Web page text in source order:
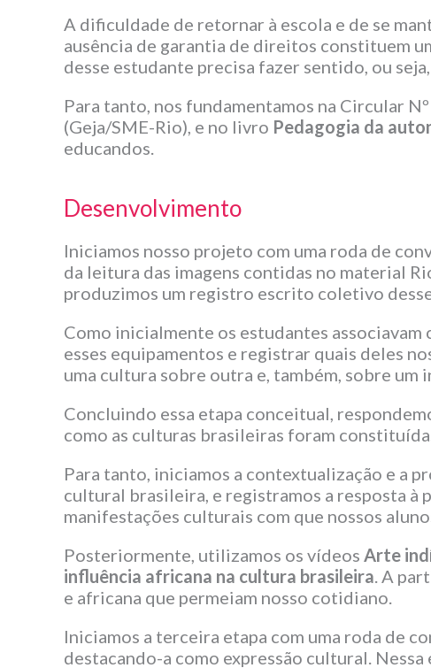
A dificuldade de retornar à escola e de se
ausência de garantia de direitos constituem
desse estudante precisa fazer sentido, ou
Para tanto, nos fundamentamos na Circular
(Geja/SME-Rio), e no livro Pedagogia da
educandos.
Desenvolvimento
Iniciamos nosso projeto com uma roda de
da leitura das imagens contidas no material
produzimos um registro escrito coletivo
Como inicialmente os estudantes
esses equipamentos e registrar quais deles
uma cultura sobre outra e, também, sobre
Concluindo essa etapa conceitual,
como as culturas brasileiras foram
Para tanto, iniciamos a contextualização e a
cultural brasileira, e registramos a resposta à
manifestações culturais com que nossos
Posteriormente, utilizamos os vídeos Arte
influência africana na cultura brasileira. A
e africana que permeiam nosso cotidiano.
Iniciamos a terceira etapa com uma roda de
destacando-a como expressão cultural.